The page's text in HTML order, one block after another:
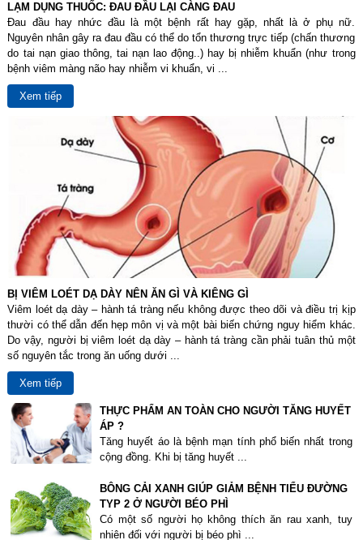
LẠM DỤNG THUỐC: ĐAU ĐẦU LẠI CÀNG ĐAU
Đau đầu hay nhức đầu là một bệnh rất hay gặp, nhất là ở phụ nữ.
Nguyên nhân gây ra đau đầu có thể do tổn thương trực tiếp (chấn thương
do tai nạn giao thông, tai nạn lao động..) hay bị nhiễm khuẩn (như trong
bệnh viêm màng não hay nhiễm vi khuẩn, vi ...
Xem tiếp
BỊ VIÊM LOÉT DẠ DÀY NÊN ĂN GÌ VÀ KIÊNG GÌ
Viêm loét dạ dày – hành tá tràng nếu không được theo dõi và điều trị kịp
thười có thể dẫn đến hẹp môn vị và một bài biến chứng nguy hiểm khác.
Do vậy, người bị viêm loét dạ dày – hành tá tràng cần phải tuân thủ một
số nguyên tắc trong ăn uống dưới ...
Xem tiếp
THỰC PHẨM AN TOÀN CHO NGƯỜI TĂNG HUYẾT
ÁP ?
Tăng huyết áo là bệnh mạn tính phổ biến nhất trong
cộng đồng. Khi bị tăng huyết ...
BÔNG CẢI XANH GIÚP GIẢM BỆNH TIỂU ĐƯỜNG
TYP 2 Ở NGƯỜI BÉO PHÌ
Có một số người họ không thích ăn rau xanh, tuy
nhiên đối với người bị béo phì ...